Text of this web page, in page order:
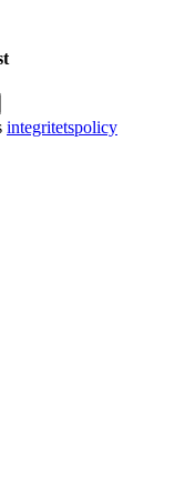
integritetspolicy